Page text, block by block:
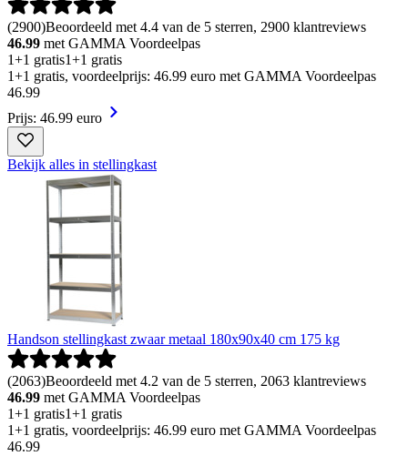
(2900)Beoordeeld met 4.4 van de 5 sterren, 2900 klantreviews
46.99 met GAMMA Voordeelpas
1+1 gratis1+1 gratis
1+1 gratis, voordeelprijs: 46.99 euro met GAMMA Voordeelpas
46.99
Prijs: 46.99 euro
Bekijk alles in stellingkast
Handson stellingkast zwaar metaal 180x90x40 cm 175 kg
(2063)Beoordeeld met 4.2 van de 5 sterren, 2063 klantreviews
46.99 met GAMMA Voordeelpas
1+1 gratis1+1 gratis
1+1 gratis, voordeelprijs: 46.99 euro met GAMMA Voordeelpas
46.99